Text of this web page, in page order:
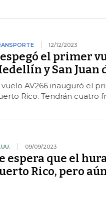
12/12/2023
el primer
y San Juan
vuelo AV266 inauguró el
Rico. Tendrán cuatro
09/09/2023
espera que el
Rico, pero